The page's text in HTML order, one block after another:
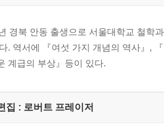
어머니와 곡물의 아가씨
경북 안동 출생으로 서울대학교 철학
. 역서에 『여섯 가지 개념의 역사』,
계급의 부상』등이 있다.
집 : 로버트 프레이저